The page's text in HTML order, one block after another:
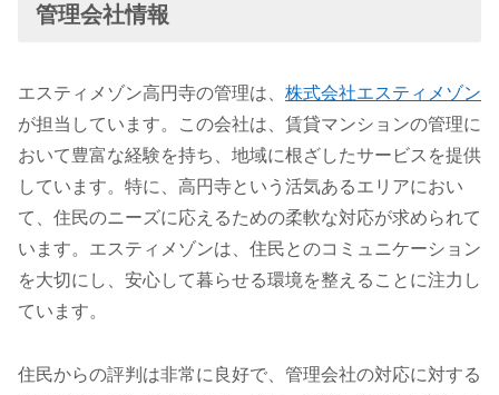
管理会社情報
エスティメゾン高円寺の管理は、 株式会社エスティメゾン
が担当しています。この会社は、賃貸マンションの管理に
おいて豊富な経験を持ち、地域に根ざしたサービスを提供
しています。特に、高円寺という活気あるエリアにおい
て、住民のニーズに応えるための柔軟な対応が求められて
います。エスティメゾンは、住民とのコミュニケーション
を大切にし、安心して暮らせる環境を整えることに注力し
ています。
住民からの評判は非常に良好で、管理会社の対応に対する